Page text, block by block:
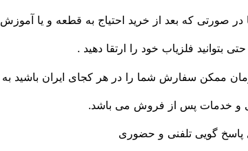
صورتی که بعد از خرید احتیاج به قطعه و یا آموزش
بتوانید فلزیاب خود را ارتقا دهید .
ممکن سفارش شما را در هر کجای ایران باشید به
و خدمات پس از فروش می باشد.
گویی تلفنی و حضوری